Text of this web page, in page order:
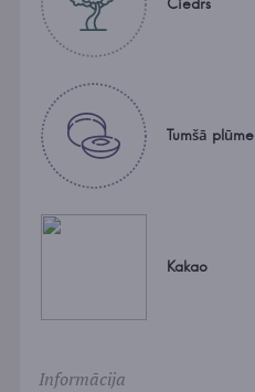
Tumšā plūme
Kakao
Informācija